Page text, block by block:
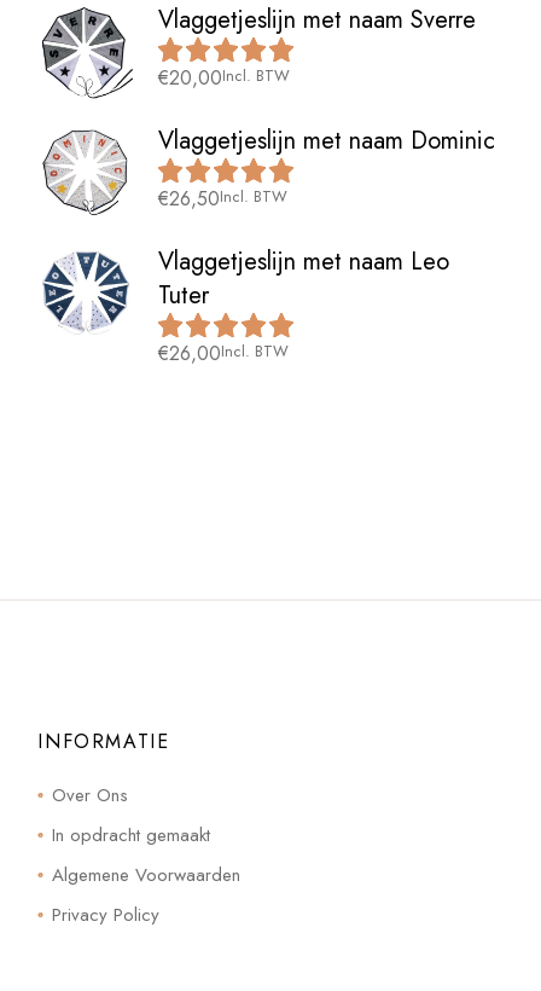
Vlaggetjeslijn met naam Sverre
€20,00Incl. BTW
Vlaggetjeslijn met naam Dominic
€26,50Incl. BTW
Vlaggetjeslijn met naam Leo
Tuter
€26,00Incl. BTW
INFORMATIE
Over Ons
In opdracht gemaakt
Algemene Voorwaarden
Privacy Policy